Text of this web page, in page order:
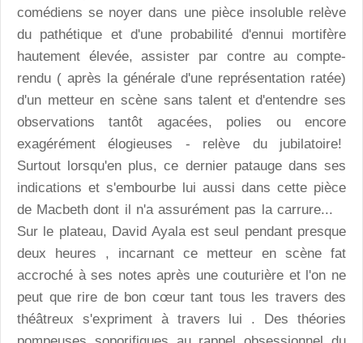
comédiens se noyer dans une pièce insoluble relève
du pathétique et d'une probabilité d'ennui mortifère
hautement élevée, assister par contre au compte-
rendu ( après la générale d'une représentation ratée)
d'un metteur en scène sans talent et d'entendre ses
observations tantôt agacées, polies ou encore
exagérément élogieuses - relève du jubilatoire!
Surtout lorsqu'en plus, ce dernier patauge dans ses
indications et s'embourbe lui aussi dans cette pièce
de Macbeth dont il n'a assurément pas la carrure...
Sur le plateau, David Ayala est seul pendant presque
deux heures , incarnant ce metteur en scène fat
accroché à ses notes après une couturière et l'on ne
peut que rire de bon cœur tant tous les travers des
théâtreux s'expriment à travers lui . Des théories